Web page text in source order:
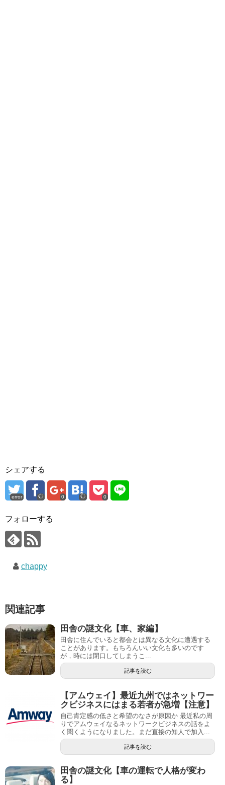
シェアする
error 0 0
フォローする
chappy
関連記事
田舎の謎文化【車、家編】
田舎に住んでいると都会とは異なる文化に遭遇する
ことがあります。もちろんいい文化も多いのです
が，時には閉口してしまうこ...
記事を読む
【アムウェイ】最近九州ではネットワー
クビジネスにはまる若者が急増【注意】
自己肯定感の低さと希望のなさが原因か 最近私の周
りでアムウェイなるネットワークビジネスの話をよ
く聞くようになりました。まだ直接の知人で加入...
記事を読む
田舎の謎文化【車の運転で人格が変わ
る】